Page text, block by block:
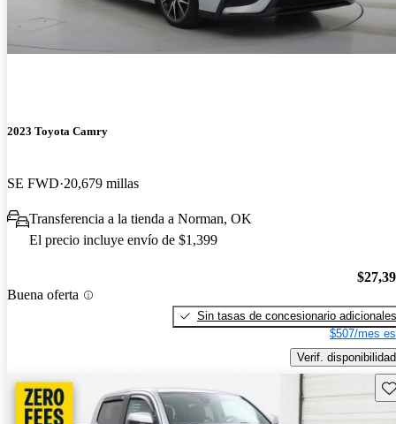
2023 Toyota Camry
SE FWD 20,679 millas
Transferencia a la tienda a Norman, OK
El precio incluye envío de $1,399
Buena oferta
Sin tasas de concesionario adicionales
$507/mes
Verif. disponibilidad